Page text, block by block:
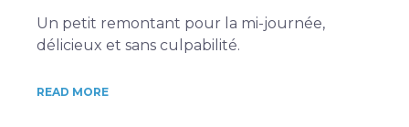
Un petit remontant pour la mi-journée,
délicieux et sans culpabilité.
READ MORE